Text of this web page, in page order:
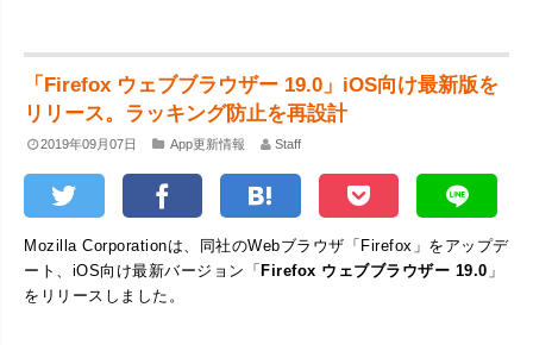
「Firefox ウェブブラウザー 19.0」iOS向け最新版を
リリース。ラッキング防止を再設計
2019年09月07日 App更新情報 Staff
Mozilla Corporationは、同社のWebブラウザ「Firefox」をアップデ
ート、iOS向け最新バージョン「Firefox ウェブブラウザー 19.0 」
をリリースしました。